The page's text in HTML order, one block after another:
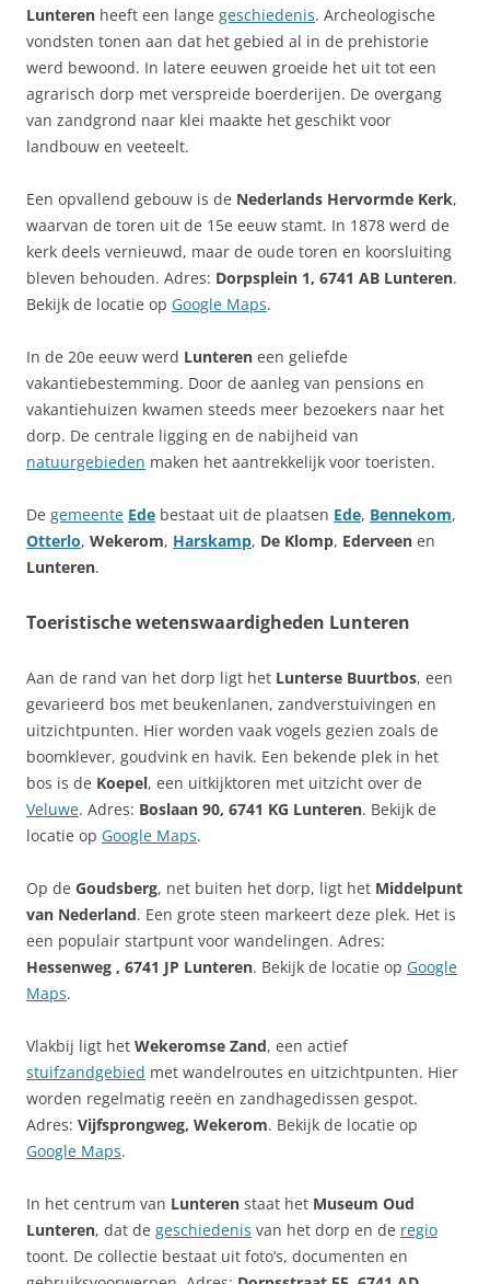
Lunteren heeft een lange geschiedenis. Archeologische
vondsten tonen aan dat het gebied al in de prehistorie
werd bewoond. In latere eeuwen groeide het uit tot een
agrarisch dorp met verspreide boerderijen. De overgang
van zandgrond naar klei maakte het geschikt voor
landbouw en veeteelt.
Een opvallend gebouw is de Nederlands Hervormde Kerk,
waarvan de toren uit de 15e eeuw stamt. In 1878 werd de
kerk deels vernieuwd, maar de oude toren en koorsluiting
bleven behouden. Adres: Dorpsplein 1, 6741 AB Lunteren.
Bekijk de locatie op Google Maps.
In de 20e eeuw werd Lunteren een geliefde
vakantiebestemming. Door de aanleg van pensions en
vakantiehuizen kwamen steeds meer bezoekers naar het
dorp. De centrale ligging en de nabijheid van
natuurgebieden maken het aantrekkelijk voor toeristen.
De gemeente Ede bestaat uit de plaatsen Ede, Bennekom,
Otterlo, Wekerom, Harskamp, De Klomp, Ederveen en
Lunteren.
Toeristische wetenswaardigheden Lunteren
Aan de rand van het dorp ligt het Lunterse Buurtbos, een
gevarieerd bos met beukenlanen, zandverstuivingen en
uitzichtpunten. Hier worden vaak vogels gezien zoals de
boomklever, goudvink en havik. Een bekende plek in het
bos is de Koepel, een uitkijktoren met uitzicht over de
Veluwe. Adres: Boslaan 90, 6741 KG Lunteren. Bekijk de
locatie op Google Maps.
Op de Goudsberg, net buiten het dorp, ligt het Middelpunt
van Nederland. Een grote steen markeert deze plek. Het is
een populair startpunt voor wandelingen. Adres:
Hessenweg , 6741 JP Lunteren. Bekijk de locatie op Google
Maps.
Vlakbij ligt het Wekeromse Zand, een actief
stuifzandgebied met wandelroutes en uitzichtpunten. Hier
worden regelmatig reeën en zandhagedissen gespot.
Adres: Vijfsprongweg, Wekerom. Bekijk de locatie op
Google Maps.
In het centrum van Lunteren staat het Museum Oud
Lunteren, dat de geschiedenis van het dorp en de regio
toont. De collectie bestaat uit foto’s, documenten en